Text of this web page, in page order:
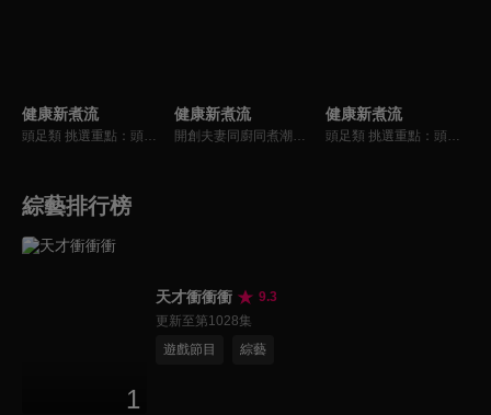
健康新煮流
頭足類 挑選重點：頭足類利用清洗時去除內臟可以降低膽固醇的攝取。挑選雙眼清澈明亮，眼球稍微凸出，肉質結實有彈性為佳。身體具透明感，觸腕或是吸盤一碰到活體就會吸附住便是新鮮的。
健康新煮流
開創夫妻同廚同煮潮流的KC夫婦，繼《健康醫食代》後，走出攝影棚，帶大家全台走透透，發掘上帝賞賜的美味食材，內容融合新加坡南洋風和客家純樸味，加上台灣獨特的閩南風情，互相激盪交織出的火花，打造出獨一無二的美食節目。
健康新煮流
頭足類 挑選重點：頭足類利用清洗時去除內臟可以降低膽固醇的攝取。挑選雙眼清澈明亮，眼球稍微凸出，肉質結實有彈性為佳。身體具透明感，觸腕或是吸盤一碰到活體就會吸附住便是新鮮的。
綜藝排行榜
1
天才衝衝衝
9.3
更新至第1028集
遊戲節目
綜藝